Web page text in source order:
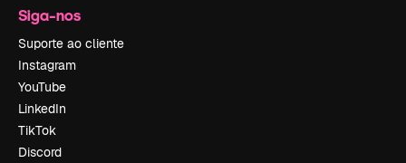
Siga-nos
Suporte ao cliente
Instagram
YouTube
LinkedIn
TikTok
Discord